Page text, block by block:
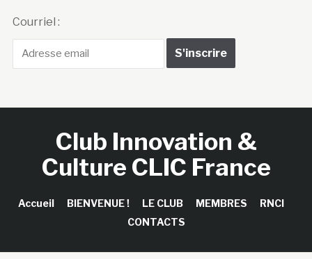
Courriel :
Club Innovation &
Culture CLIC France
Accueil BIENVENUE ! LE CLUB MEMBRES
RNCI
CONTACTS